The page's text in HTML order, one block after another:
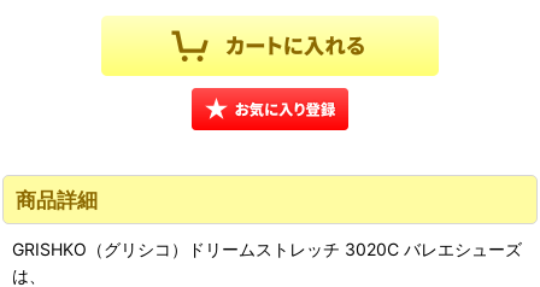
商品詳細
GRISHKO（グリシコ）ドリームストレッチ 3020C バレエシューズ
は、